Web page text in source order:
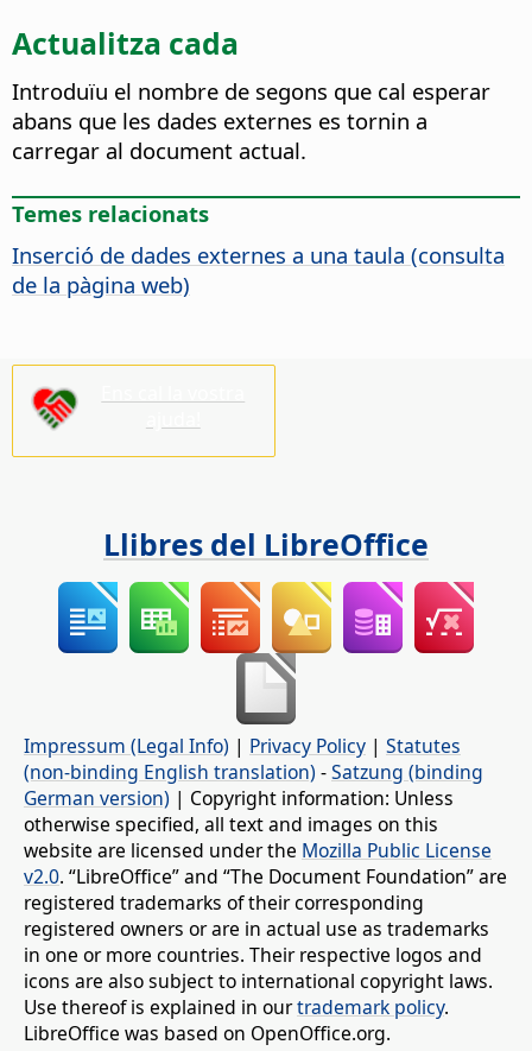
Actualitza cada
Introduïu el nombre de segons que cal esperar
abans que les dades externes es tornin a
carregar al document actual.
Temes relacionats
Inserció de dades externes a una taula (consulta
de la pàgina web)
Llibres del LibreOffice
Impressum (Legal Info) | Privacy Policy | Statutes
(non-binding English translation) -Satzung (binding
German version) | Copyright information: Unless
otherwise specified, all text and images on this
website are licensed under the Mozilla Public License
v2.0. “LibreOffice” and “The Document Foundation” are
registered trademarks of their corresponding
registered owners or are in actual use as trademarks
in one or more countries. Their respective logos and
icons are also subject to international copyright laws.
Use thereof is explained in ourtrademark policy.
LibreOffice was based on OpenOffice.org.